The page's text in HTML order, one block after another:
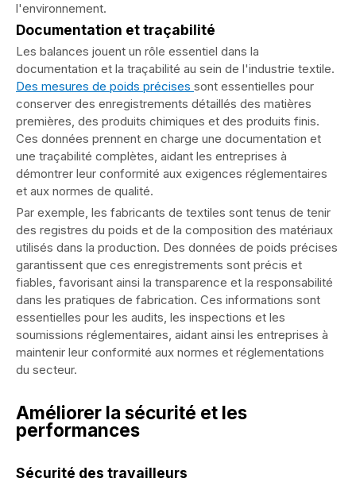
l'environnement.
Documentation et traçabilité
Les balances jouent un rôle essentiel dans la
documentation et la traçabilité au sein de l'industrie textile.
Des mesures de poids précises sont essentielles pour
conserver des enregistrements détaillés des matières
premières, des produits chimiques et des produits finis.
Ces données prennent en charge une documentation et
une traçabilité complètes, aidant les entreprises à
démontrer leur conformité aux exigences réglementaires
et aux normes de qualité.
Par exemple, les fabricants de textiles sont tenus de tenir
des registres du poids et de la composition des matériaux
utilisés dans la production. Des données de poids précises
garantissent que ces enregistrements sont précis et
fiables, favorisant ainsi la transparence et la responsabilité
dans les pratiques de fabrication. Ces informations sont
essentielles pour les audits, les inspections et les
soumissions réglementaires, aidant ainsi les entreprises à
maintenir leur conformité aux normes et réglementations
du secteur.
Améliorer la sécurité et les
performances
Sécurité des travailleurs